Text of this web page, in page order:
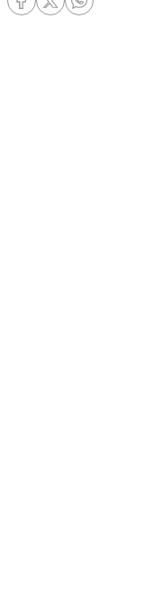
RRSS Facebook
RRSS Twitter
RRSS